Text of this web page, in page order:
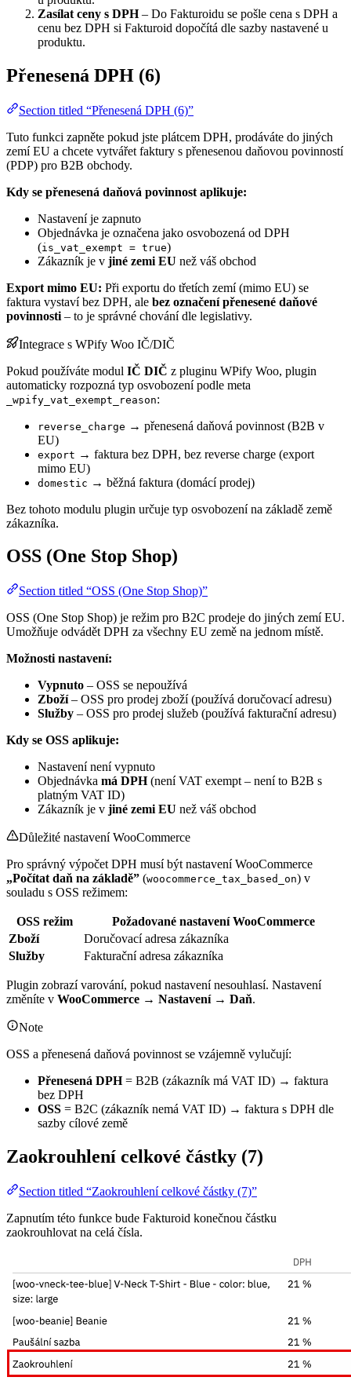
Zasílat ceny s DPH– Do Fakturoidu se pošle cena s DPH a
cenu bez DPH si Fakturoid dopočítá dle sazby nastavené u
produktu.
Přenesená DPH (6)
Section titled “Přenesená DPH (6)”
Tuto funkci zapněte pokud jste plátcem DPH, prodáváte do jiných
zemí EU a chcete vytvářet faktury s přenesenou daňovou povinností
(PDP) pro B2B obchody.
Kdy se přenesená daňová povinnost aplikuje:
Nastavení je zapnuto
Objednávka je označena jako osvobozená od DPH
(is_vat_exempt = true)
Zákazník je v jiné zemi EU než váš obchod
Export mimo EU: Při exportu do třetích zemí (mimo EU) se
faktura vystaví bez DPH, ale bez označení přenesené daňové
povinnosti – to je správné chování dle legislativy.
Integrace s WPify Woo IČ/DIČ
Pokud používáte modul IČ DIČ z pluginu WPify Woo, plugin
automaticky rozpozná typ osvobození podle meta
_wpify_vat_exempt_reason:
reverse_charge → přenesená daňová povinnost (B2B v
EU)
export → faktura bez DPH, bez reverse charge (export
mimo EU)
domestic → běžná faktura (domácí prodej)
Bez tohoto modulu plugin určuje typ osvobození na základě země
zákazníka.
OSS (One Stop Shop)
Section titled “OSS (One Stop Shop)”
OSS (One Stop Shop) je režim pro B2C prodeje do jiných zemí EU.
Umožňuje odvádět DPH za všechny EU země na jednom místě.
Možnosti nastavení:
Vypnuto – OSS se nepoužívá
Zboží– OSS pro prodej zboží (používá doručovací adresu)
Služby – OSS pro prodej služeb (používá fakturační adresu)
Kdy se OSS aplikuje:
Nastavení není vypnuto
Objednávka má DPH(není VAT exempt – není to B2B s
platným VAT ID)
Zákazník je v jiné zemi EU než váš obchod
Důležité nastavení WooCommerce
Pro správný výpočet DPH musí být nastavení WooCommerce
„Počítat daň na základě” (woocommerce_tax_based_on) v
souladu s OSS režimem:
OSS režim
Požadované nastavení WooCommerce
Zboží
Doručovací adresa zákazníka
Služby
Fakturační adresa zákazníka
Plugin zobrazí varování, pokud nastavení nesouhlasí. Nastavení
změníte v WooCommerce → Nastavení → Daň.
Note
OSS a přenesená daňová povinnost se vzájemně vylučují:
Přenesená DPH= B2B (zákazník má VAT ID) → faktura
bez DPH
OSS = B2C (zákazník nemá VAT ID) → faktura s DPH dle
sazby cílové země
Zaokrouhlení celkové částky (7)
Section titled “Zaokrouhlení celkové částky (7)”
Zapnutím této funkce bude Fakturoid konečnou částku
zaokrouhlovat na celá čísla.